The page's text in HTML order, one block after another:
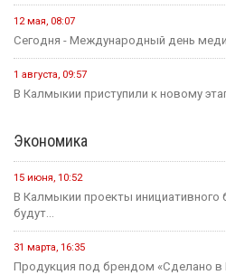
12 мая, 08:07
Сегодня - Международный день
1 августа, 09:57
В Калмыкии приступили к новому
Экономика
15 июня, 10:52
В Калмыкии проекты
будут...
31 марта, 16:35
Продукция под брендом «Сделано в